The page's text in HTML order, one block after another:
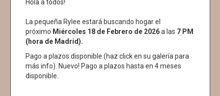
Hola a todos!
La pequeña Rylee estará buscando hogar el
próximo Miércoles 18 de Febrero de 2026a las 7 PM
(hora de Madrid).
Pago a plazos disponible (haz click en su galería para
más info). Nuevo! Pago a plazos hasta en 4 meses
disponible.